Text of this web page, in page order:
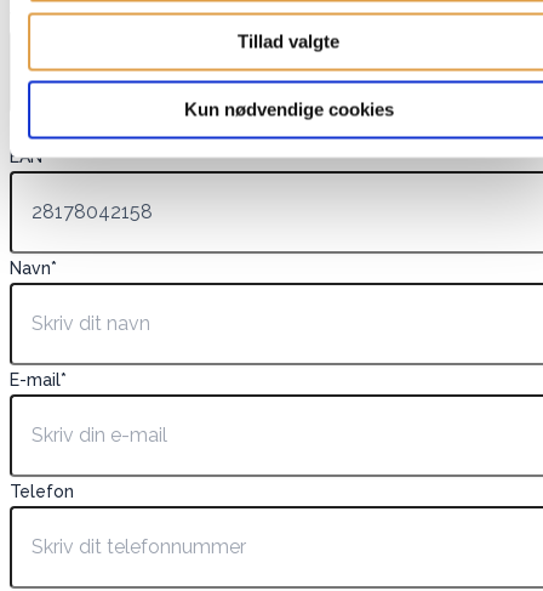
Tillad valgte
Kun nødvendige cookies
varenavn
Dette felt er skjult, når du får vist formularen
EAN
Navn*
E-mail*
Telefon